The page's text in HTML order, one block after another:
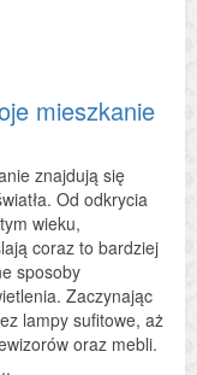
mieszkanie
znajdują się
Od odkrycia
wieku,
coraz to bardziej
sposoby
Zaczynając
lampy sufitowe, aż
oraz mebli.